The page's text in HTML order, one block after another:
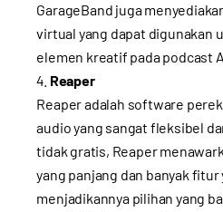
GarageBand juga
virtual yang dapat digunakan
elemen kreatif pada podcast
Reaper
Reaper adalah software
audio yang sangat fleksibel
tidak gratis, Reaper
yang panjang dan banyak
menjadikannya pilihan yang